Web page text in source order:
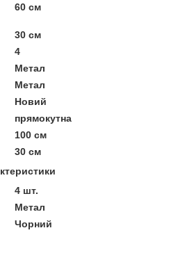
60 см
30 см
4
Метал
Метал
Новий
прямокутна
100 см
30 см
4 шт.
Метал
Чорний